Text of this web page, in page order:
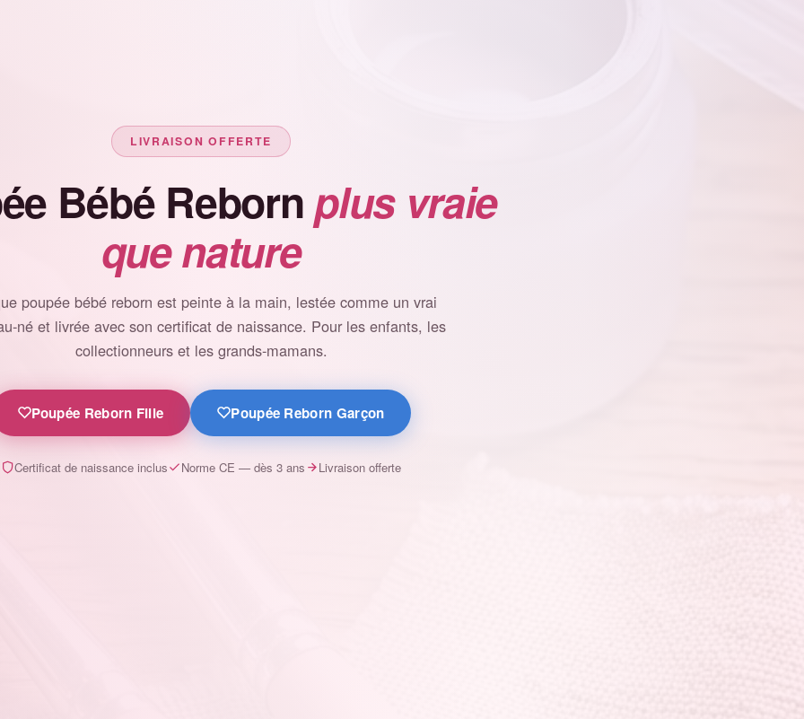
LIVRAISON OFFERTE
Bébé Rebornplus vraie
que nature
poupée bébé reborn est peinte à la main, lestée comme un vrai
né et livrée avec son certificat de naissance. Pour les enfants, les
collectionneurs et les grands-mamans.
Poupée Reborn Fille Poupée Reborn Garçon
Certificat de naissance inclus Norme CE — dès 3 ans Livraison offerte